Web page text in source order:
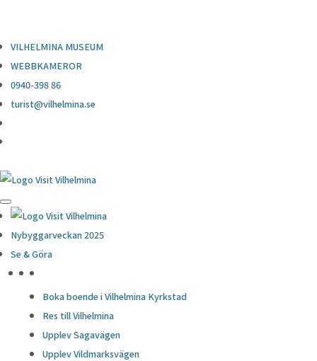
VILHELMINA MUSEUM
WEBBKAMEROR
0940-398 86
turist@vilhelmina.se
Nybyggarveckan 2025
Se & Göra
Boka boende i Vilhelmina Kyrkstad
Res till Vilhelmina
Upplev Sagavägen
Upplev Vildmarksvägen